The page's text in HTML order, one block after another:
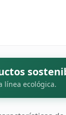
línea ecológica.